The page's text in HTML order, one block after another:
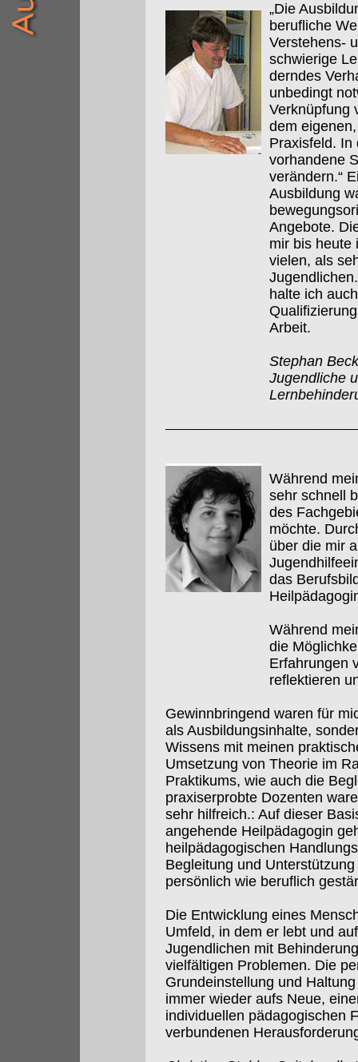
„Die
berufliche
Verstehens-
schwierige
derndes
unbedingt
Verknüpfung
dem
Praxisfeld. In
vorhandene
verändern.“
Ausbildung
Angebote.
mir bis heute
vielen, als
halte ich
Arbeit.
Stephan
Jugendliche
Während
sehr schnell
des
möchte.
über die mir
das
Während
die
Erfahrungen
reflektieren
Gewinnbringend waren für
als Ausbildungsinhalte,
Wissens mit meinen
Umsetzung von Theorie im
Praktikums, wie auch die
praxiserprobte Dozenten
sehr hilfreich.: Auf dieser
angehende Heilpädagogin
heilpädagogischen
Begleitung und
persönlich wie beruflich
Die Entwicklung eines
Umfeld, in dem er lebt und
Jugendlichen mit
vielfältigen Problemen. Die
Grundeinstellung und
immer wieder aufs Neue,
individuellen pädagogischen
verbundenen